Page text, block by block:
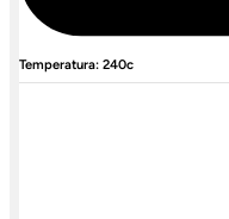
Temperatura: 240c